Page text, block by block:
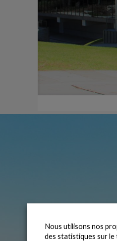
Nous utilisons nos
des statistiques sur